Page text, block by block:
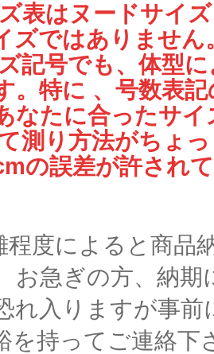
表はヌードサイ
ズではありません
記号でも、体型
。特に 、号数表
なたに合ったサ
測り方法がちょ
の誤差が許され
度によると商品
お急ぎの方、納期
れ入りますが事前
を持ってご連絡下